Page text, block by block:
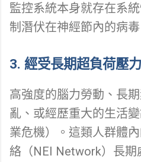
監控系統本身就存在系
制潛伏在神經節內的病毒
3. 經受長期超負荷壓
高強度的腦力勞動、長
亂、或經歷重大的生活
業危機）。這類人群體
絡（NEI Network）長